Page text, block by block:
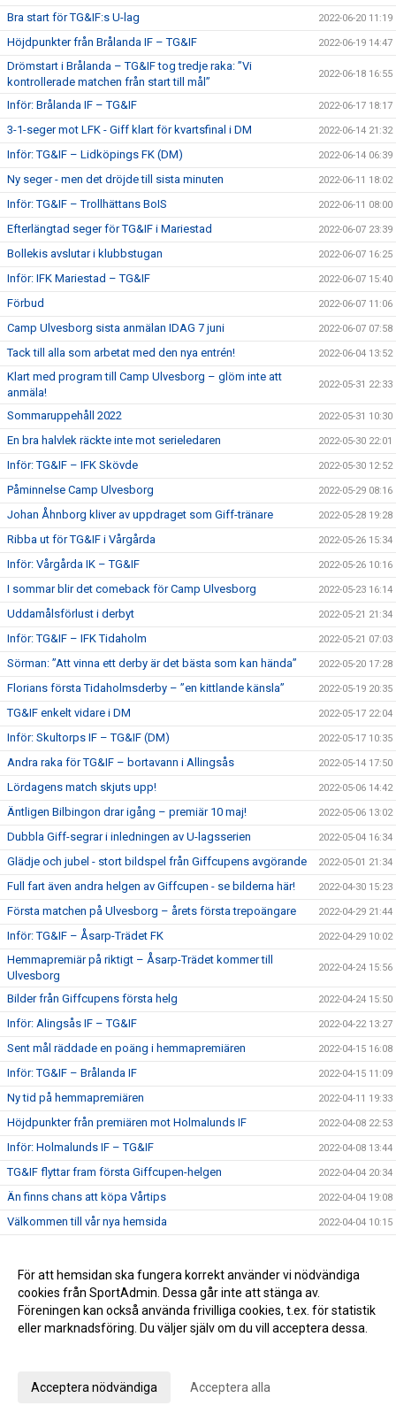
Bra start för TG&IF:s U-lag 2022-06-20 11:19
Höjdpunkter från Brålanda IF – TG&IF 2022-06-19 14:47
Drömstart i Brålanda – TG&IF tog tredje raka: ”Vi
kontrollerade matchen från start till mål”
2022-06-18 16:55
Inför: Brålanda IF – TG&IF 2022-06-17 18:17
3-1-seger mot LFK - Giff klart för kvartsfinal i DM 2022-06-14 21:32
Inför: TG&IF – Lidköpings FK (DM) 2022-06-14 06:39
Ny seger - men det dröjde till sista minuten 2022-06-11 18:02
Inför: TG&IF – Trollhättans BoIS 2022-06-11 08:00
Efterlängtad seger för TG&IF i Mariestad 2022-06-07 23:39
Bollekis avslutar i klubbstugan 2022-06-07 16:25
Inför: IFK Mariestad – TG&IF 2022-06-07 15:40
Förbud 2022-06-07 11:06
Camp Ulvesborg sista anmälan IDAG 7 juni 2022-06-07 07:58
Tack till alla som arbetat med den nya entrén! 2022-06-04 13:52
Klart med program till Camp Ulvesborg – glöm inte att
anmäla!
2022-05-31 22:33
Sommaruppehåll 2022 2022-05-31 10:30
En bra halvlek räckte inte mot serieledaren 2022-05-30 22:01
Inför: TG&IF – IFK Skövde 2022-05-30 12:52
Påminnelse Camp Ulvesborg 2022-05-29 08:16
Johan Åhnborg kliver av uppdraget som Giff-tränare 2022-05-28 19:28
Ribba ut för TG&IF i Vårgårda 2022-05-26 15:34
Inför: Vårgårda IK – TG&IF 2022-05-26 10:16
I sommar blir det comeback för Camp Ulvesborg 2022-05-23 16:14
Uddamålsförlust i derbyt 2022-05-21 21:34
Inför: TG&IF – IFK Tidaholm 2022-05-21 07:03
Sörman: ”Att vinna ett derby är det bästa som kan hända” 2022-05-20 17:28
Florians första Tidaholmsderby – ”en kittlande känsla” 2022-05-19 20:35
TG&IF enkelt vidare i DM 2022-05-17 22:04
Inför: Skultorps IF – TG&IF (DM) 2022-05-17 10:35
Andra raka för TG&IF – bortavann i Allingsås 2022-05-14 17:50
Lördagens match skjuts upp! 2022-05-06 14:42
Äntligen Bilbingon drar igång – premiär 10 maj! 2022-05-06 13:02
Dubbla Giff-segrar i inledningen av U-lagsserien 2022-05-04 16:34
Glädje och jubel - stort bildspel från Giffcupens avgörande 2022-05-01 21:34
Full fart även andra helgen av Giffcupen - se bilderna här! 2022-04-30 15:23
Första matchen på Ulvesborg – årets första trepoängare 2022-04-29 21:44
Inför: TG&IF – Åsarp-Trädet FK 2022-04-29 10:02
Hemmapremiär på riktigt – Åsarp-Trädet kommer till
Ulvesborg
2022-04-24 15:56
Bilder från Giffcupens första helg 2022-04-24 15:50
Inför: Alingsås IF – TG&IF 2022-04-22 13:27
Sent mål räddade en poäng i hemmapremiären 2022-04-15 16:08
Inför: TG&IF – Brålanda IF 2022-04-15 11:09
Ny tid på hemmapremiären 2022-04-11 19:33
Höjdpunkter från premiären mot Holmalunds IF 2022-04-08 22:53
Inför: Holmalunds IF – TG&IF 2022-04-08 13:44
TG&IF flyttar fram första Giffcupen-helgen 2022-04-04 20:34
Än finns chans att köpa Vårtips 2022-04-04 19:08
Välkommen till vår nya hemsida 2022-04-04 10:15
Bra årspremiär av juniorlaget mot Folkabo 2022-03-24 16:48
INFO Nya huvudentrèn 2022-03-24 12:27
Entrèn 2022-03-15 08:41
Inför: TG&IF – Vänersborgs FK (träningsmatch)
För att hemsidan ska fungera korrekt använder vi nödvändiga
cookies från SportAdmin. Dessa går inte att stänga av.
Föreningen kan också använda frivilliga cookies, t.ex. för statistik
eller marknadsföring. Du väljer själv om du vill acceptera dessa.
Acceptera nödvändiga Acceptera alla